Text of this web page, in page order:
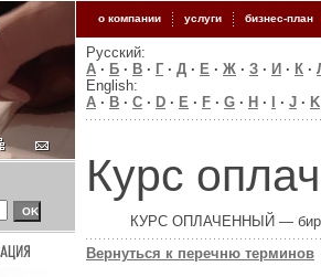
о компании услуги бизнес-план
Русский:
А · Б · В · Г · Д · Е · Ж · З · И · К ·
English:
A · B · C · D · E · F · G · H · · J · K
Курс
КУРС ОПЛАЧЕННЫЙ —
Вернуться к перечню терминов